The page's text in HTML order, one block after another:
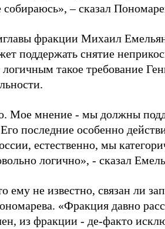
собираюсь», – сказал
фракции Михаил
поддержать снятие
такое требование
Мое мнение - мы должны
последние особенно
естественно, мы
логично», - сказал
ему не известно, связан ли
«Фракция давно
из фракции - де-факто